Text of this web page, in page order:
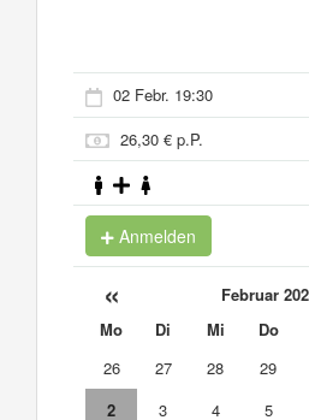
02 Febr. 19:30
26,30 € p.P.
Anmelden
« Februar
Mo Di Mi Do
26
27 28 29
2
3 4 5